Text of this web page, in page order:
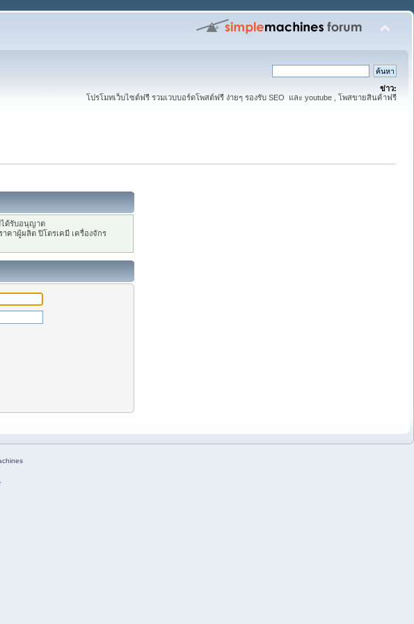
ข่าว:
โปรโมทเว็บไซต์ฟรี รวมเวบบอร์ดโพสต์ฟรี ง่ายๆ รองรับ SEO และ youtube , โพสขายสินค้าฟรี
ด้รับอนุญาต
าคาผู้ผลิต ปิโตรเคมี เครื่องจักร